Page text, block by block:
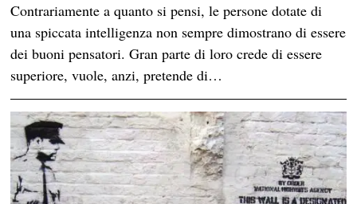
Contrariamente a quanto si pensi, le persone dotate di
una spiccata intelligenza non sempre dimostrano di essere
dei buoni pensatori. Gran parte di loro crede di essere
superiore, vuole, anzi, pretende di…